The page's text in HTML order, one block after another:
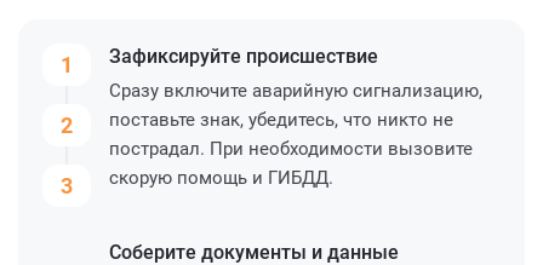
1
2
3
Зафиксируйте происшествие
Сразу включите аварийную сигнализацию,
поставьте знак, убедитесь, что никто не
пострадал. При необходимости вызовите
скорую помощь и ГИБДД.
Соберите документы и данные